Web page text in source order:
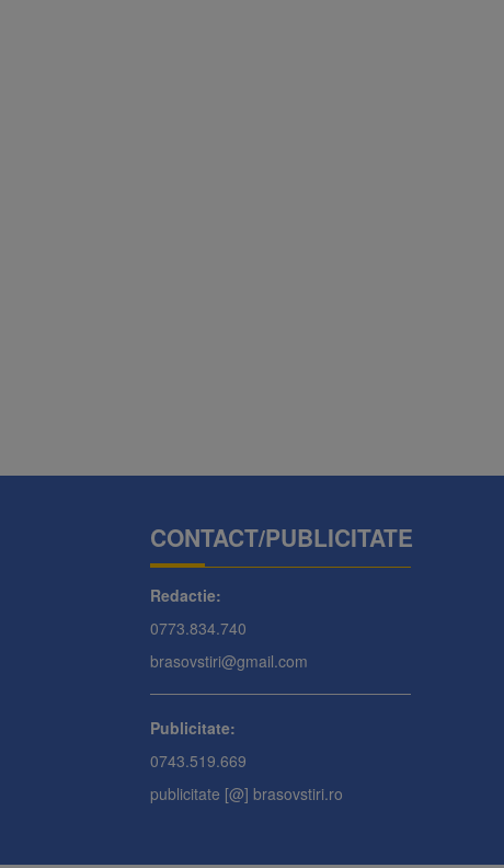
CONTACT/PUBLICITATE
Redactie:
0773.834.740
brasovstiri@gmail.com
Publicitate:
0743.519.669
publicitate [@] brasovstiri.ro